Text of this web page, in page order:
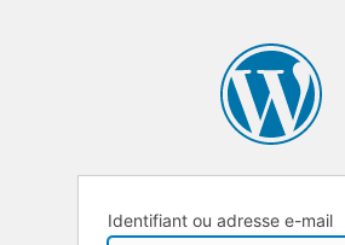
Identifiant ou adresse e-mail